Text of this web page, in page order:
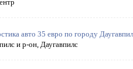
авто 35 евро по городу
и р-он, Даугавпилс